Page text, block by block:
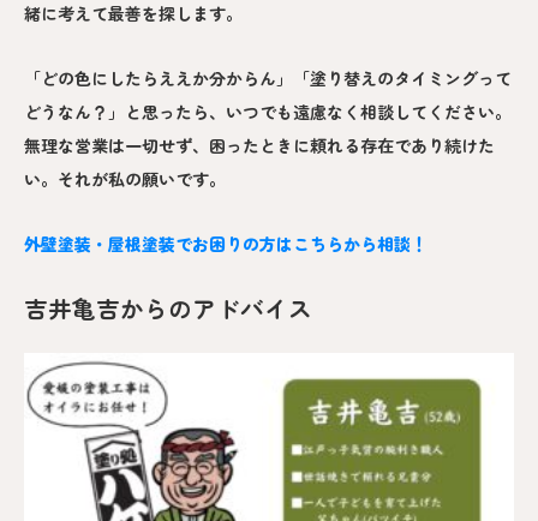
緒に考えて最善を探します。
「どの色にしたらええか分からん」「塗り替えのタイミングって
どうなん？」と思ったら、いつでも遠慮なく相談してください。
無理な営業は一切せず、困ったときに頼れる存在であり続けた
い。それが私の願いです。
外壁塗装・屋根塗装でお困りの方はこちらから相談！
吉井亀吉からのアドバイス